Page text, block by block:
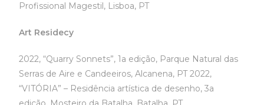
Profissional Magestil, Lisboa, PT
Art Residecy
2022, “Quarry Sonnets”, 1a edição, Parque Natural das
Serras de Aire e Candeeiros, Alcanena, PT 2022,
“VITÓRIA” – Residência artística de desenho, 3a